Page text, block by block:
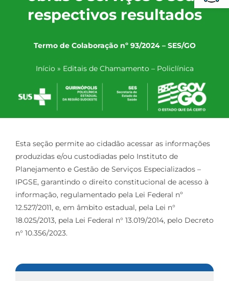
respectivos resultados
Termo de Colaboração nº 93/2024 – SES/GO
Início » Editais de Chamamento – Policlínica
Esta seção permite ao cidadão acessar as informações
produzidas e/ou custodiadas pelo Instituto de
Planejamento e Gestão de Serviços Especializados –
IPGSE, garantindo o direito constitucional de acesso à
informação, regulamentado pela Lei Federal nº
12.527/2011, e, em âmbito estadual, pela Lei n°
18.025/2013, pela Lei Federal n° 13.019/2014, pelo Decreto
n° 10.356/2023.